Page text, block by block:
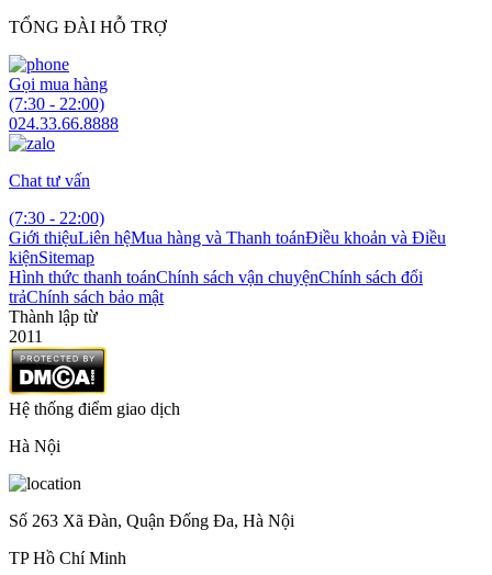
TỔNG ĐÀI HỖ TRỢ
Gọi mua hàng
(7:30 - 22:00)
024.33.66.8888
Chat tư vấn
(7:30 - 22:00)
Giới thiệuLiên hệMua hàng và Thanh toánĐiều khoản và Điều
kiệnSitemap
Hình thức thanh toánChính sách vận chuyệnChính sách đổi
trảChính sách bảo mật
Thành lập từ
2011
Hệ thống điểm giao dịch
Hà Nội
Số 263 Xã Đàn, Quận Đống Đa, Hà Nội
TP Hồ Chí Minh